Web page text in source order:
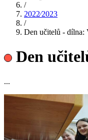
/
2022⁄2023
/
Den učitelů - dílna:
Den
...